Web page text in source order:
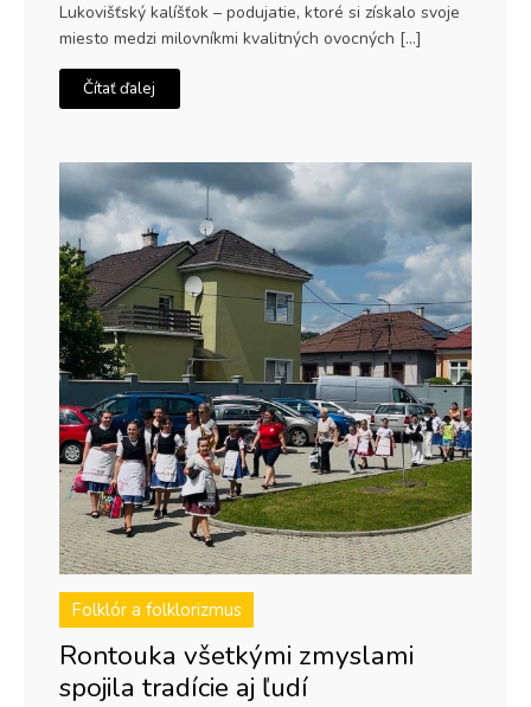
Lukovišťský kalíšťok – podujatie, ktoré si získalo svoje
miesto medzi milovníkmi kvalitných ovocných […]
Čítať ďalej
Folklór a folklorizmus
Rontouka všetkými zmyslami
spojila tradície aj ľudí